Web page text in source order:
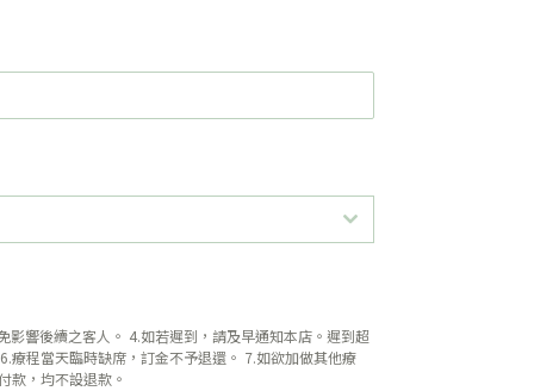
響後續之客人。 4.如若遲到，請及早通知本店。遲到超
療程當天臨時缺席，訂金不予退還。 7.如欲加做其他療
款，均不設退款。